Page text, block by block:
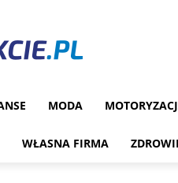
MODA
WŁASNA FIRMA